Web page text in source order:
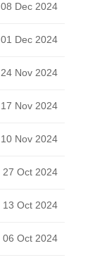
08 Dec 2024
01 Dec 2024
24 Nov 2024
17 Nov 2024
10 Nov 2024
27 Oct 2024
13 Oct 2024
06 Oct 2024